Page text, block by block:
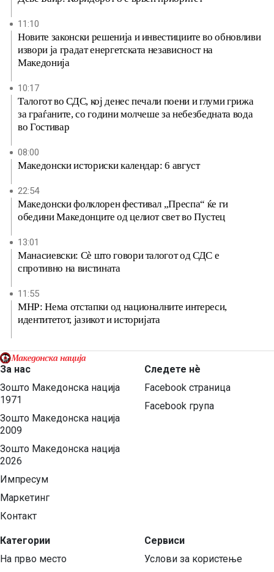
11:10
Новите законски решенија и инвестициите во обновливи
извори ја градат енергетската независност на
Македонија
10:17
Талогот во СДС, кој денес печали поени и глуми грижа
за граѓаните, со години молчеше за небезбедната вода
во Гостивар
08:00
Македонски историски календар: 6 август
22:54
Македонски фолклорен фестивал „Преспа“ ќе ги
обедини Македонците од целиот свет во Пустец
13:01
Манасиевски: Сè што говори талогот од СДС е
спротивно на вистината
11:55
МНР: Нема отстапки од националните интереси,
идентитетот, јазикот и историјата
За нас
Зошто Македонска нација
1971
Зошто Македонска нација
2009
Зошто Македонска нација
2026
Импресум
Маркетинг
Контакт
Категории
На прво место
Следете нѐ
Facebook страница
Facebook група
Сервиси
Услови за користење